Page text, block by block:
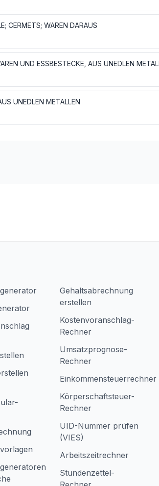
CERMETS; WAREN DARAUS
UNEDLEN METALLEN
Gehaltsabrechnung
erstellen
Kostenvoranschlag-
Rechner
Umsatzprognose-
Rechner
Einkommensteuerrechner
Körperschaftsteuer-
Rechner
UID-Nummer prüfen
(VIES)
Arbeitszeitrechner
Stundenzettel-